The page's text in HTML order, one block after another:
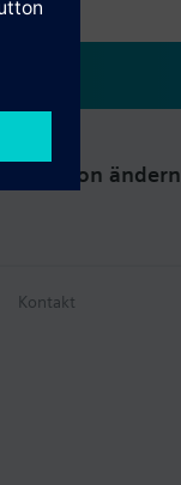
Region ändern
Kontakt